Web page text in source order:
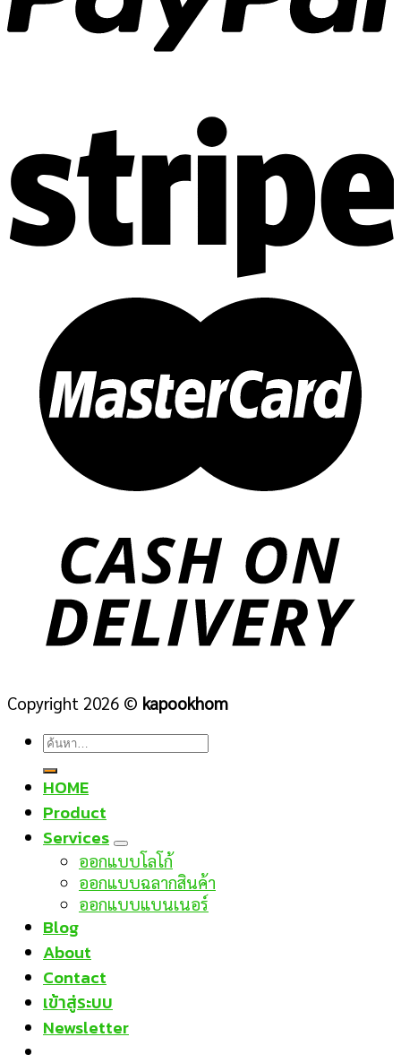
Copyright 2026 © kapookhom
ค้นหา:
HOME
Product
Services
ออกแบบโลโก้
ออกแบบฉลากสินค้า
ออกแบบแบนเนอร์
Blog
About
Contact
เข้าสู่ระบบ
Newsletter